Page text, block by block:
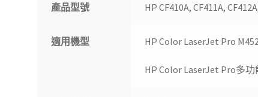
產品型號 HP CF410A, CF411A,
適用機型 HP Color LaserJet Pro
HP Color LaserJet Pro多功